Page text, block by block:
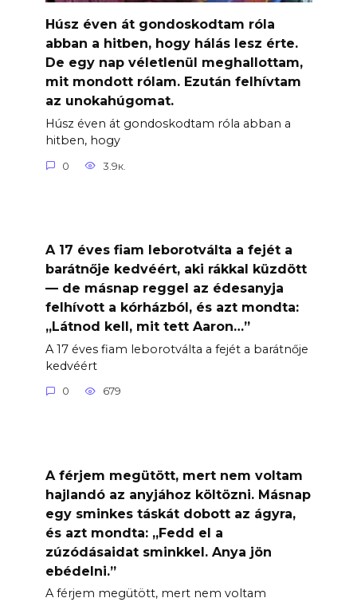
Húsz éven át gondoskodtam róla
abban a hitben, hogy hálás lesz érte.
De egy nap véletlenül meghallottam,
mit mondott rólam. Ezután felhívtam
az unokahúgomat.
Húsz éven át gondoskodtam róla abban a
hitben, hogy
0 3.9к.
A 17 éves fiam leborotválta a fejét a
barátnője kedvéért, aki rákkal küzdött
— de másnap reggel az édesanyja
felhívott a kórházból, és azt mondta:
„Látnod kell, mit tett Aaron…”
A 17 éves fiam leborotválta a fejét a barátnője
kedvéért
0 679
A férjem megütött, mert nem voltam
hajlandó az anyjához költözni. Másnap
egy sminkes táskát dobott az ágyra,
és azt mondta: „Fedd el a
zúzódásaidat sminkkel. Anya jön
ebédelni.”
A férjem megütött, mert nem voltam